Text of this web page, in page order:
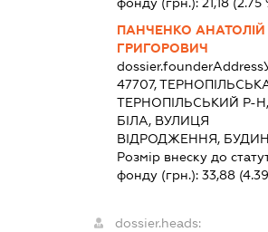
фонду (грн.):21,18 (2.75
ПАНЧЕНКО АНАТОЛІЙ
ГРИГОРОВИЧ
dossier.founderAddress
47707,
ТЕРНОПІЛЬСЬКИЙ Р-
БІЛА, ВУЛИЦЯ
ВІДРОДЖЕННЯ,
Розмір внеску до
фонду (грн.):33,88
dossier.heads: